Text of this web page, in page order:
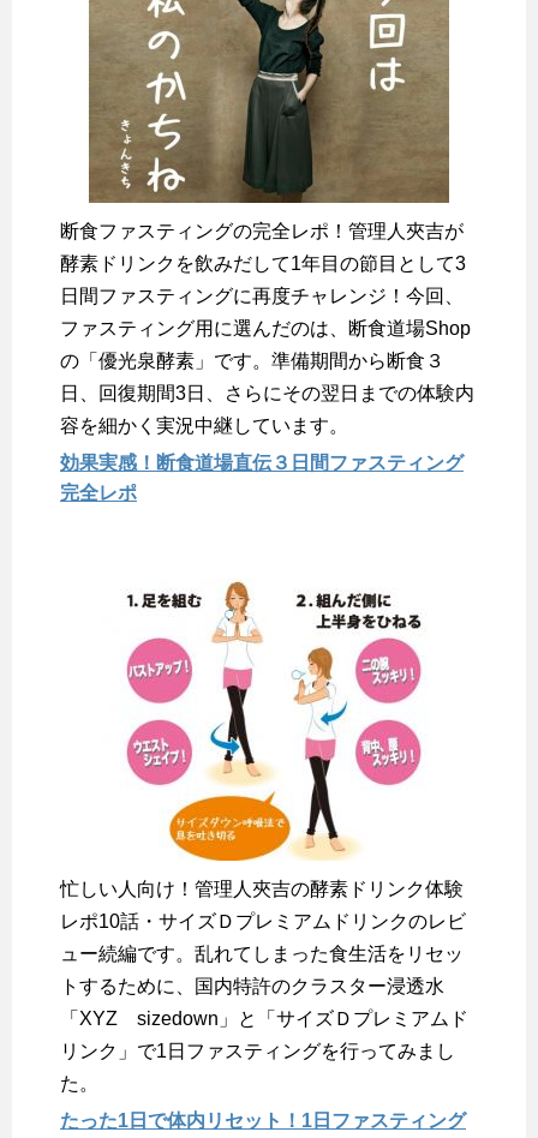
断食ファスティングの完全レポ！管理人夾吉が
酵素ドリンクを飲みだして1年目の節目として3
日間ファスティングに再度チャレンジ！今回、
ファスティング用に選んだのは、断食道場Shop
の「優光泉酵素」です。準備期間から断食３
日、回復期間3日、さらにその翌日までの体験内
容を細かく実況中継しています。
効果実感！断食道場直伝３日間ファスティング
完全レポ
忙しい人向け！管理人夾吉の酵素ドリンク体験
レポ10話・サイズＤプレミアムドリンクのレビ
ュー続編です。乱れてしまった食生活をリセッ
トするために、国内特許のクラスター浸透水
「XYZ sizedown」と「サイズＤプレミアムド
リンク」で1日ファスティングを行ってみまし
た。
たった1日で体内リセット！1日ファスティング